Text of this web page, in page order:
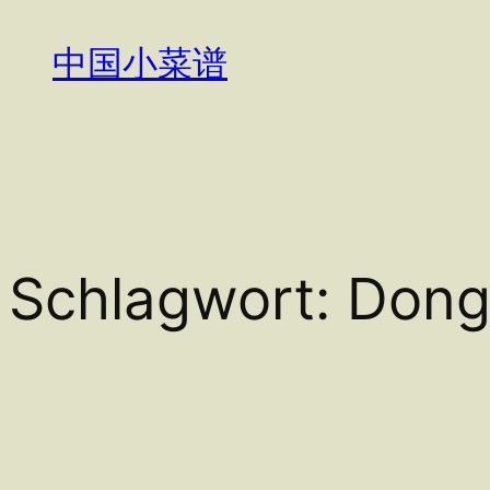
Inhalt
springen中国小菜谱
Schlagwort: